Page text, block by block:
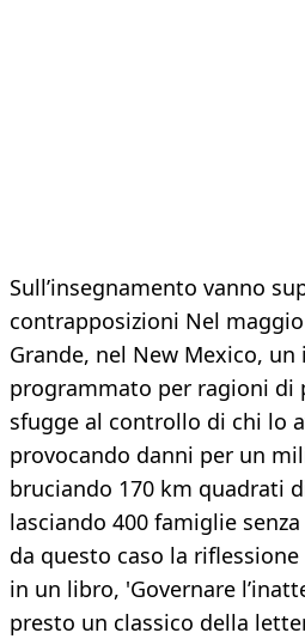
Sull’insegnamento vanno
contrapposizioni Nel
Grande, nel New Mexico, un
programmato per ragioni di
sfugge al controllo di chi lo
provocando danni per un
bruciando 170 km quadrati
lasciando 400 famiglie
da questo caso la
in un libro, 'Governare
presto un classico della